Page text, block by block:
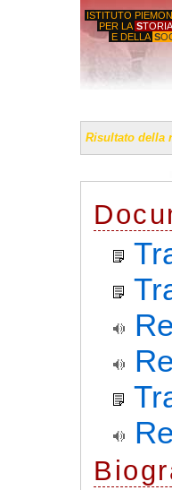
ISTITUTO
PER LA S
E DELLA S
Risultato della